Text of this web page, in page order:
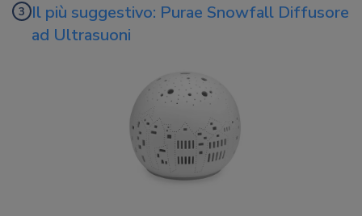
Il più suggestivo: Purae Snowfall Diffusore
ad Ultrasuoni